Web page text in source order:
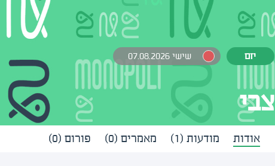
יזם שישי 07.08.2026
צבי
אודות מודעות (1) מאמרים (0) פורום (0)